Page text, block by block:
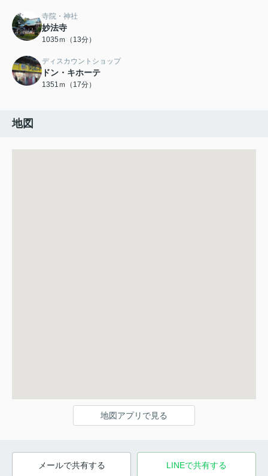
寺院・神社
妙法寺
1035ｍ（13分）
ディスカウントショップ
ドン・キホーテ
1351ｍ（17分）
地図
地図アプリで見る
メールで共有する LINEで共有する